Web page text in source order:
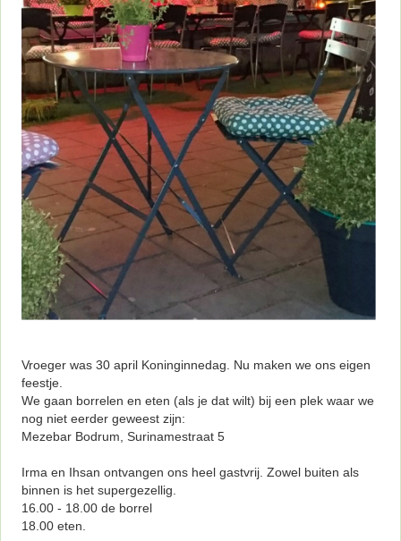
Vroeger was 30 april Koninginnedag. Nu maken we ons eigen
feestje.
We gaan borrelen en eten (als je dat wilt) bij een plek waar we
nog niet eerder geweest zijn:
Mezebar Bodrum, Surinamestraat 5
Irma en Ihsan ontvangen ons heel gastvrij. Zowel buiten als
binnen is het supergezellig.
16.00 - 18.00 de borrel
18.00 eten.